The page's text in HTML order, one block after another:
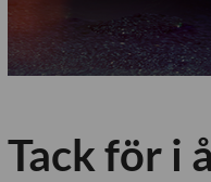
Tack för i